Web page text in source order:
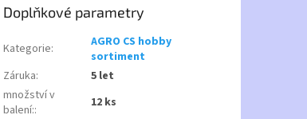
Doplňkové parametry
Kategorie:
AGRO CS hobby
sortiment
Záruka:
5 let
množství v
balení:: 12 ks